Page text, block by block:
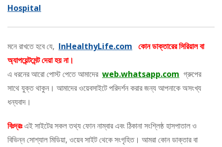
Hospital
মনে রাখতে হবে যে, InHealthyLife.com কোন ডাক্তারের সিরিয়াল বা
অ্যাপয়েন্টমেন্ট দেয়া হয় না।
এ ধরনের আরো পোস্ট পেতে আমাদের web.whatsapp.com গ্রুপের
সাথে যুক্ত থাকুন। আমাদের ওয়েবসাইটে পরিদর্শন করার জন্য আপনাকে অসংখ্য
ধন্যবাদ।
বিঃদ্রঃএই সাইটের সকল তথ্য ফোন নাম্বার এবং ঠিকানা সংশ্লিষ্ঠ হাসপাতাল ও
বিভিন্ন সোশ্যাল মিডিয়া, ওয়েব সাইট থেকে সংগৃহিত। আমরা কোন ডাক্তার বা